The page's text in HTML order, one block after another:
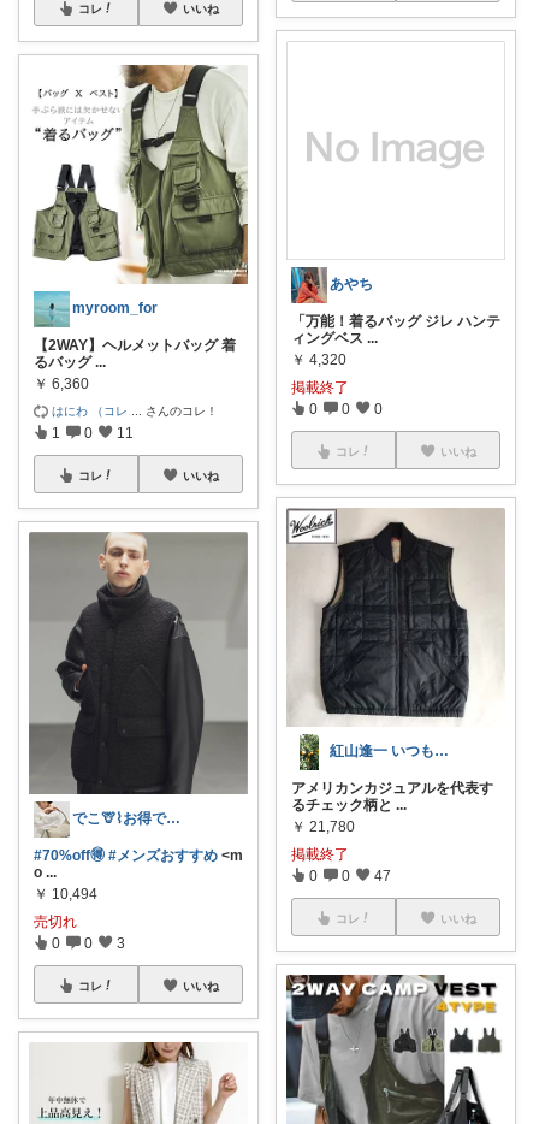
コレ いいね
myroom_for
【2WAY】ヘルメットバッグ 着
るバッグ...
￥ 6,360
はにわ （コレ さんのコレ！
1 0 11
コレ いいね
でこ🦒⌇お得で可愛いお洋服と暮らし
#70%off🉐 #メンズおすすめ <m
o ...
￥ 10,494
売切れ
0 0 3
コレ いいね
あやち
「万能！着るバッグ ジレ ハンテ
ィングベス ...
￥ 4,320
掲載終了
0 0 0
コレ いいね
紅山逢一 いつも ありがとうございます✨
アメリカンカジュアルを代表す
るチェック柄と ...
￥ 21,780
掲載終了
0 0 47
コレ いいね